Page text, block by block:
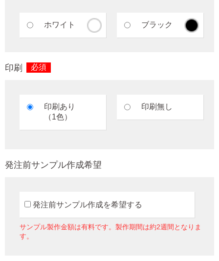
ホワイト ブラック
印刷 必須
印刷あり
（1色）
印刷無し
発注前サンプル作成希望
発注前サンプル作成を希望する
サンプル製作金額は有料です。製作期間は約2週間となりま
す。